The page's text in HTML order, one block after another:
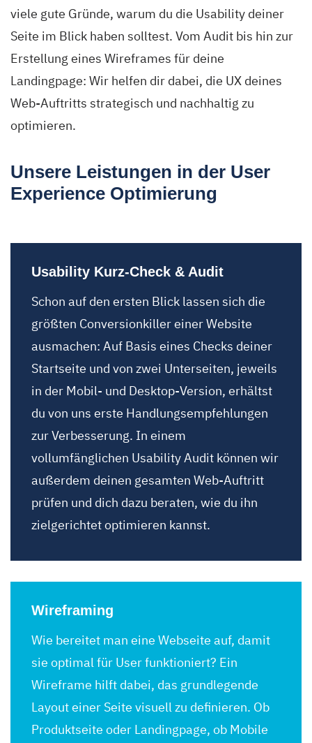
viele gute Gründe, warum du die Usability deiner
Seite im Blick haben solltest. Vom Audit bis hin zur
Erstellung eines Wireframes für deine
Landingpage: Wir helfen dir dabei, die UX deines
Web-Auftritts strategisch und nachhaltig zu
optimieren.
Unsere Leistungen in der User
Experience Optimierung
Usability Kurz-Check & Audit
Schon auf den ersten Blick lassen sich die
größten Conversionkiller einer Website
ausmachen: Auf Basis eines Checks deiner
Startseite und von zwei Unterseiten, jeweils
in der Mobil- und Desktop-Version, erhältst
du von uns erste Handlungsempfehlungen
zur Verbesserung. In einem
vollumfänglichen Usability Audit können wir
außerdem deinen gesamten Web-Auftritt
prüfen und dich dazu beraten, wie du ihn
zielgerichtet optimieren kannst.
Wireframing
Wie bereitet man eine Webseite auf, damit
sie optimal für User funktioniert? Ein
Wireframe hilft dabei, das grundlegende
Layout einer Seite visuell zu definieren. Ob
Produktseite oder Landingpage, ob Mobile